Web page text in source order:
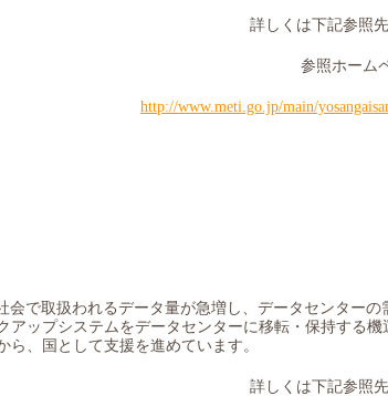
詳しくは下記参照
参照ホーム
http://www.meti.go.jp/main/
で取扱われるデータ量が急増し、データセンターの
ップシステムをデータセンターに移転・保持する機
ら、国として支援を進めています。
詳しくは下記参照